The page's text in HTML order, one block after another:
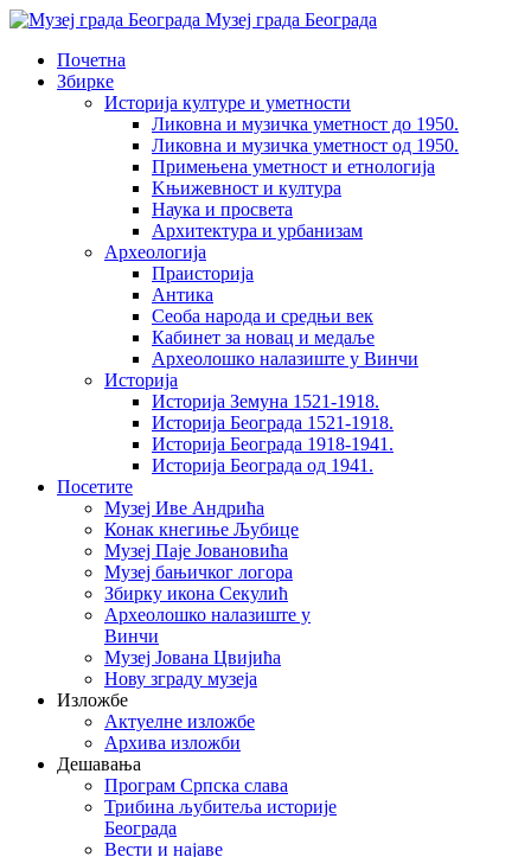
Музеј града Београда
Почетна
Збирке
Историја културе и уметности
Ликовна и музичка уметност до 1950.
Ликовна и музичка уметност од 1950.
Примењена уметност и етнологија
Kњижевност и културa
Наука и просвета
Архитектура и урбанизам
Aрхеологија
Праисторија
Антика
Сеоба народа и средњи век
Кабинет за новац и медаље
Археолошкo налазиште у Винчи
Историја
Историја Земуна 1521-1918.
Историја Београда 1521-1918.
Историја Београда 1918-1941.
Историја Београда од 1941.
Посетите
Музеј Иве Андрића
Конак кнегиње Љубице
Музеј Паје Јовановића
Музеј бањичког логора
Збирку икона Секулић
Археолошко налазиште у
Винчи
Музеј Јована Цвијића
Нову зграду музеја
Изложбе
Актуелне изложбе
Архива изложби
Дешавања
Програм Српска слава
Трибина љубитеља историје
Београда
Beсти и најаве